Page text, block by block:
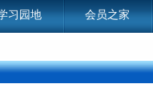
习园地 会员之家
线电平台服务指南